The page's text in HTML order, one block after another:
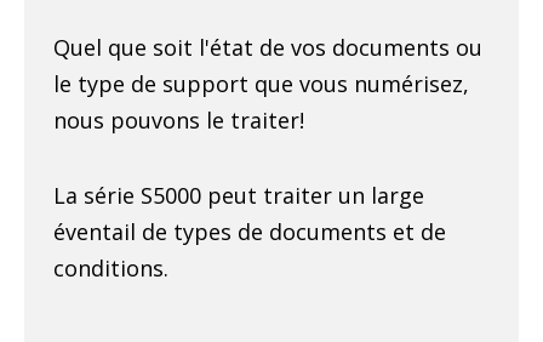
Quel que soit l'état de vos documents ou
le type de support que vous numérisez,
nous pouvons le traiter!
La série S5000 peut traiter un large
éventail de types de documents et de
conditions.